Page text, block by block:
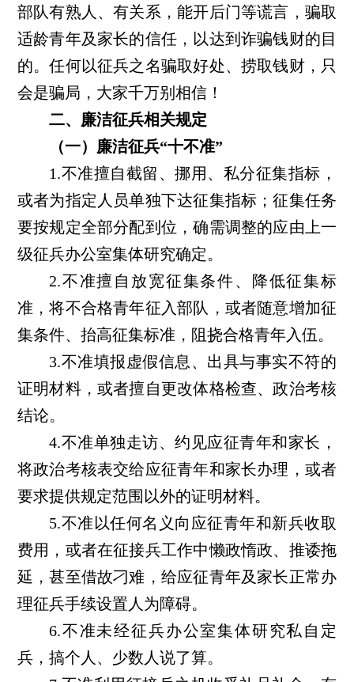
部队有熟人、有关系，能开后门等谎言，骗取
适龄青年及家长的信任，以达到诈骗钱财的目
的。任何以征兵之名骗取好处、捞取钱财，只
会是骗局，大家千万别相信！
二、廉洁征兵相关规定
（一）廉洁征兵“十不准”
1.不准擅自截留、挪用、私分征集指标，
或者为指定人员单独下达征集指标；征集任务
要按规定全部分配到位，确需调整的应由上一
级征兵办公室集体研究确定。
2.不准擅自放宽征集条件、降低征集标
准，将不合格青年征入部队，或者随意增加征
集条件、抬高征集标准，阻挠合格青年入伍。
3.不准填报虚假信息、出具与事实不符的
证明材料，或者擅自更改体格检查、政治考核
结论。
4.不准单独走访、约见应征青年和家长，
将政治考核表交给应征青年和家长办理，或者
要求提供规定范围以外的证明材料。
5.不准以任何名义向应征青年和新兵收取
费用，或者在征接兵工作中懒政惰政、推诿拖
延，甚至借故刁难，给应征青年及家长正常办
理征兵手续设置人为障碍。
6.不准未经征兵办公室集体研究私自定
兵，搞个人、少数人说了算。